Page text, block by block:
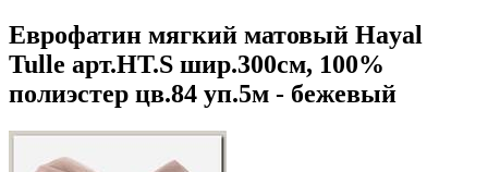
Еврофатин мягкий матовый Hayal
Tulle арт.HT.S шир.300см, 100%
полиэстер цв.84 уп.5м - бежевый